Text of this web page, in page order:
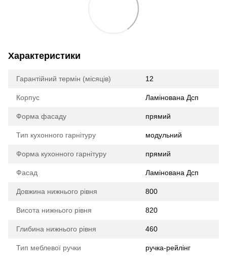
Характеристики
Гарантійний термін (місяців) 12
Корпус Ламінована Дсп
Форма фасаду прямий
Тип кухонного гарнітуру модульний
Форма кухонного гарнітуру прямий
Фасад Ламінована Дсп
Довжина нижнього рівня 800
Висота нижнього рівня 820
Глибина нижнього рівня 460
Тип меблевої ручки ручка-рейлінг